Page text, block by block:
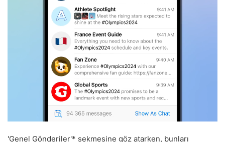
'Genel Gönderiler'* sekmesine göz atarken, bunları